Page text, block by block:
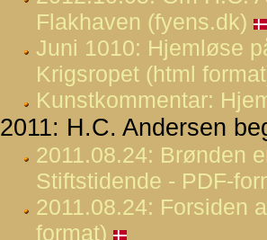
Flakhaven (fyens.dk)
Juni 1010: Hjemløse
Krigsropet (html
Kunstkommentar:
2011: H.C. Andersen
2011.08.24: Brønden
Stiftstidende - PDF-
2011.08.24: Forsiden
format)